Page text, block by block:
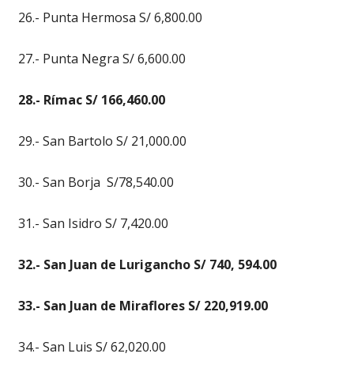
26.- Punta Hermosa S/ 6,800.00
27.- Punta Negra S/ 6,600.00
28.- Rímac S/ 166,460.00
29.- San Bartolo S/ 21,000.00
30.- San Borja S/78,540.00
31.- San Isidro S/ 7,420.00
32.- San Juan de Lurigancho S/ 740, 594.00
33.- San Juan de Miraflores S/ 220,919.00
34.- San Luis S/ 62,020.00